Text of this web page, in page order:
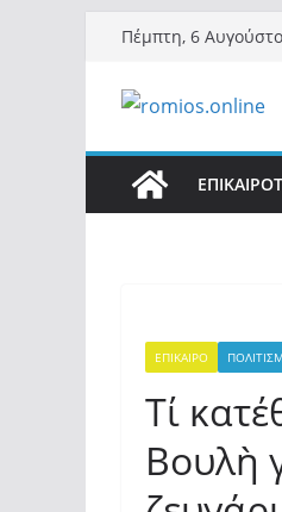
Μετάβαση
περιεχόμενο
Πέμπτη, 6
ΕΠΙΚΑΙΡΟ
Τί
Βουλὴ